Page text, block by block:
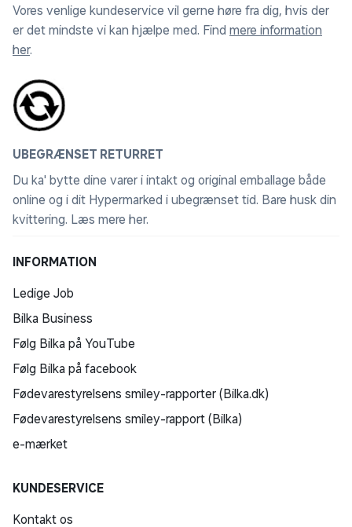
Hold hænderne på rattet ved at bruge
stemmekommandoer til at fortælle kameraet, når det
skal gemme video og starte/stoppe lydoptagelse.
Denne funktion er tilgængelig på engelsk, tysk, fransk,
spansk, italiensk og svensk.
Vores venlige kundeservice vil gerne høre fra dig, hvis der
er det mindste vi kan hjælpe med. Find mere information
her.
UBEGRÆNSET RETURRET
Du ka' bytte dine varer i intakt og original emballage både
online og i dit Hypermarked i ubegrænset tid. Bare husk din
kvittering. Læs mere her.
INFORMATION
Ledige Job
Bilka Business
Følg Bilka på YouTube
Følg Bilka på facebook
Fødevarestyrelsens smiley-rapporter (Bilka.dk)
Fødevarestyrelsens smiley-rapport (Bilka)
e-mærket
KUNDESERVICE
Kontakt os